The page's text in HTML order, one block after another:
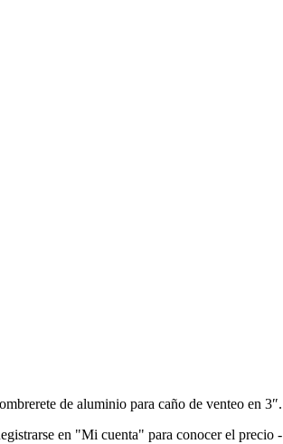
de aluminio para caño de venteo en 3″.
en "Mi cuenta" para conocer el precio -